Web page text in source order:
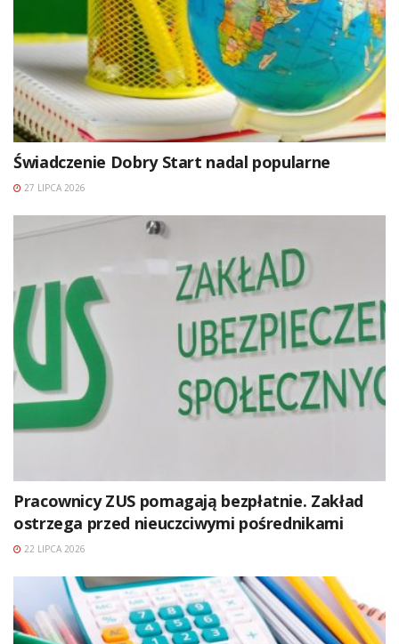
Świadczenie Dobry Start nadal popularne
27 LIPCA 2026
Pracownicy ZUS pomagają bezpłatnie. Zakład
ostrzega przed nieuczciwymi pośrednikami
22 LIPCA 2026